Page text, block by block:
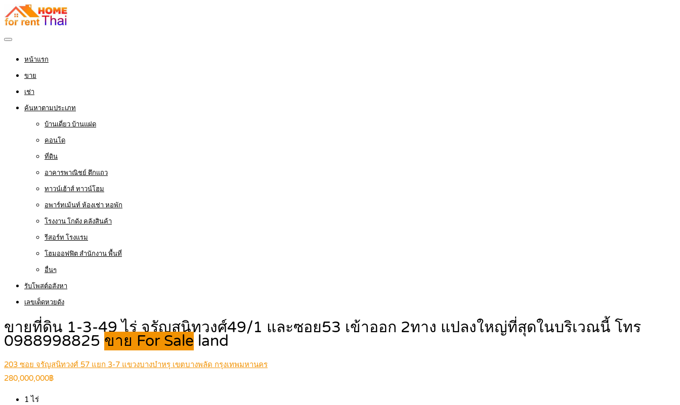
หน้าแรก
ขาย
เช่า
ค้นหาตามประเภท
บ้านเดี่ยว บ้านแฝด
คอนโด
ที่ดิน
อาคารพาณิชย์ ตึกแถว
ทาวน์เฮ้าส์ ทาวน์โฮม
อพาร์ทเม้นท์ ห้องเช่า หอพัก
โรงงาน โกดัง คลังสินค้า
รีสอร์ท โรงแรม
โฮมออฟฟิต สำนักงาน พื้นที่
อื่นๆ
รับโพสต์อสังหา
เลขเด็ดหวยดัง
ขายที่ดิน 1-3-49 ไร่ จรัญสนิทวงศ์49/1 และซอย53 เข้าออก 2ทาง แปลงใหญ่ที่สุดในบริเวณนี้ โทร
0988998825 ขาย For Sale land
203 ซอย จรัญสนิทวงศ์ 57 แยก 3-7 แขวงบางบำหรุ เขตบางพลัด กรุงเทพมหานคร
280,000,000฿
1 ไร่